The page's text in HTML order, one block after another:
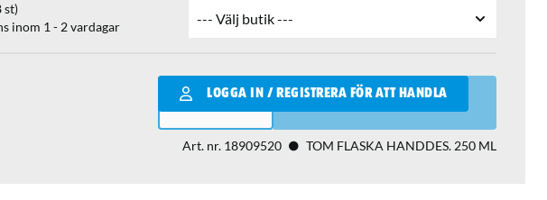
st)
inom 1 - 2 vardagar
LOGGA IN / REGISTRERA FÖR ATT HANDLA
Qantity
LÄGG I VARUKORGEN
Art. nr. 18909520 TOM FLASKA HANDDES. 250 ML